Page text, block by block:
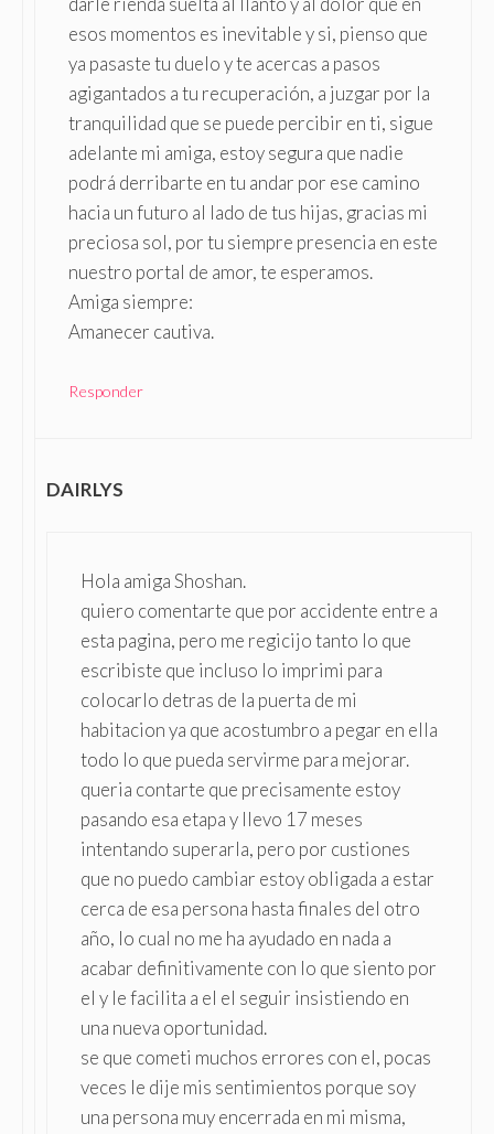
esos momentos es inevitable y si, pienso que
ya pasaste tu duelo y te acercas a pasos
agigantados a tu recuperación, a juzgar por la
tranquilidad que se puede percibir en ti, sigue
adelante mi amiga, estoy segura que nadie
podrá derribarte en tu andar por ese camino
hacia un futuro al lado de tus hijas, gracias mi
preciosa sol, por tu siempre presencia en este
nuestro portal de amor, te esperamos.
Amiga siempre:
Amanecer cautiva.
Responder
DAIRLYS
Hola amiga Shoshan.
quiero comentarte que por accidente entre a
esta pagina, pero me regicijo tanto lo que
escribiste que incluso lo imprimi para
colocarlo detras de la puerta de mi
habitacion ya que acostumbro a pegar en ella
todo lo que pueda servirme para mejorar.
queria contarte que precisamente estoy
pasando esa etapa y llevo 17 meses
intentando superarla, pero por custiones
que no puedo cambiar estoy obligada a estar
cerca de esa persona hasta finales del otro
año, lo cual no me ha ayudado en nada a
acabar definitivamente con lo que siento por
el y le facilita a el el seguir insistiendo en
una nueva oportunidad.
se que cometi muchos errores con el, pocas
veces le dije mis sentimientos porque soy
una persona muy encerrada en mi misma,